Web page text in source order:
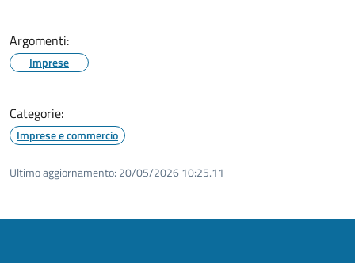
Argomenti:
Imprese
Categorie:
Imprese e commercio
Ultimo aggiornamento: 20/05/2026 10:25.11